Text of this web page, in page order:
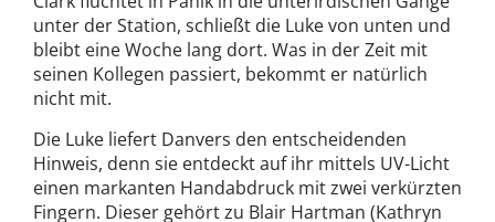
unter der Station, schließt die Luke von unten und
bleibt eine Woche lang dort. Was in der Zeit mit
seinen Kollegen passiert, bekommt er natürlich
nicht mit.
Die Luke liefert Danvers den entscheidenden
Hinweis, denn sie entdeckt auf ihr mittels UV-Licht
einen markanten Handabdruck mit zwei verkürzten
Fingern. Dieser gehört zu Blair Hartman (Kathryn